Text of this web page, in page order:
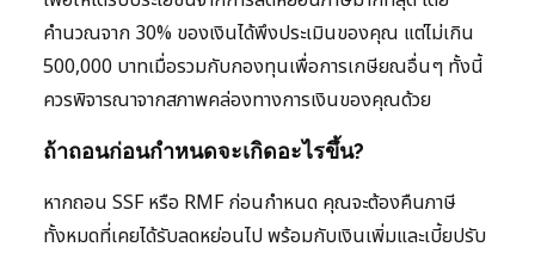
คำนวณจาก 30% ของเงินได้พึงประเมินของคุณ แต่ไม่เกิน
500,000 บาทเมื่อรวมกับกองทุนเพื่อการเกษียณอื่นๆ ทั้งนี้
ควรพิจารณาจากสภาพคล่องทางการเงินของคุณด้วย
ถ้าถอนก่อนกำหนดจะเกิดอะไรขึ้น?
หากถอน SSF หรือ RMF ก่อนกำหนด คุณจะต้องคืนภาษี
ทั้งหมดที่เคยได้รับลดหย่อนไป พร้อมกับเงินเพิ่มและเบี้ยปรับ